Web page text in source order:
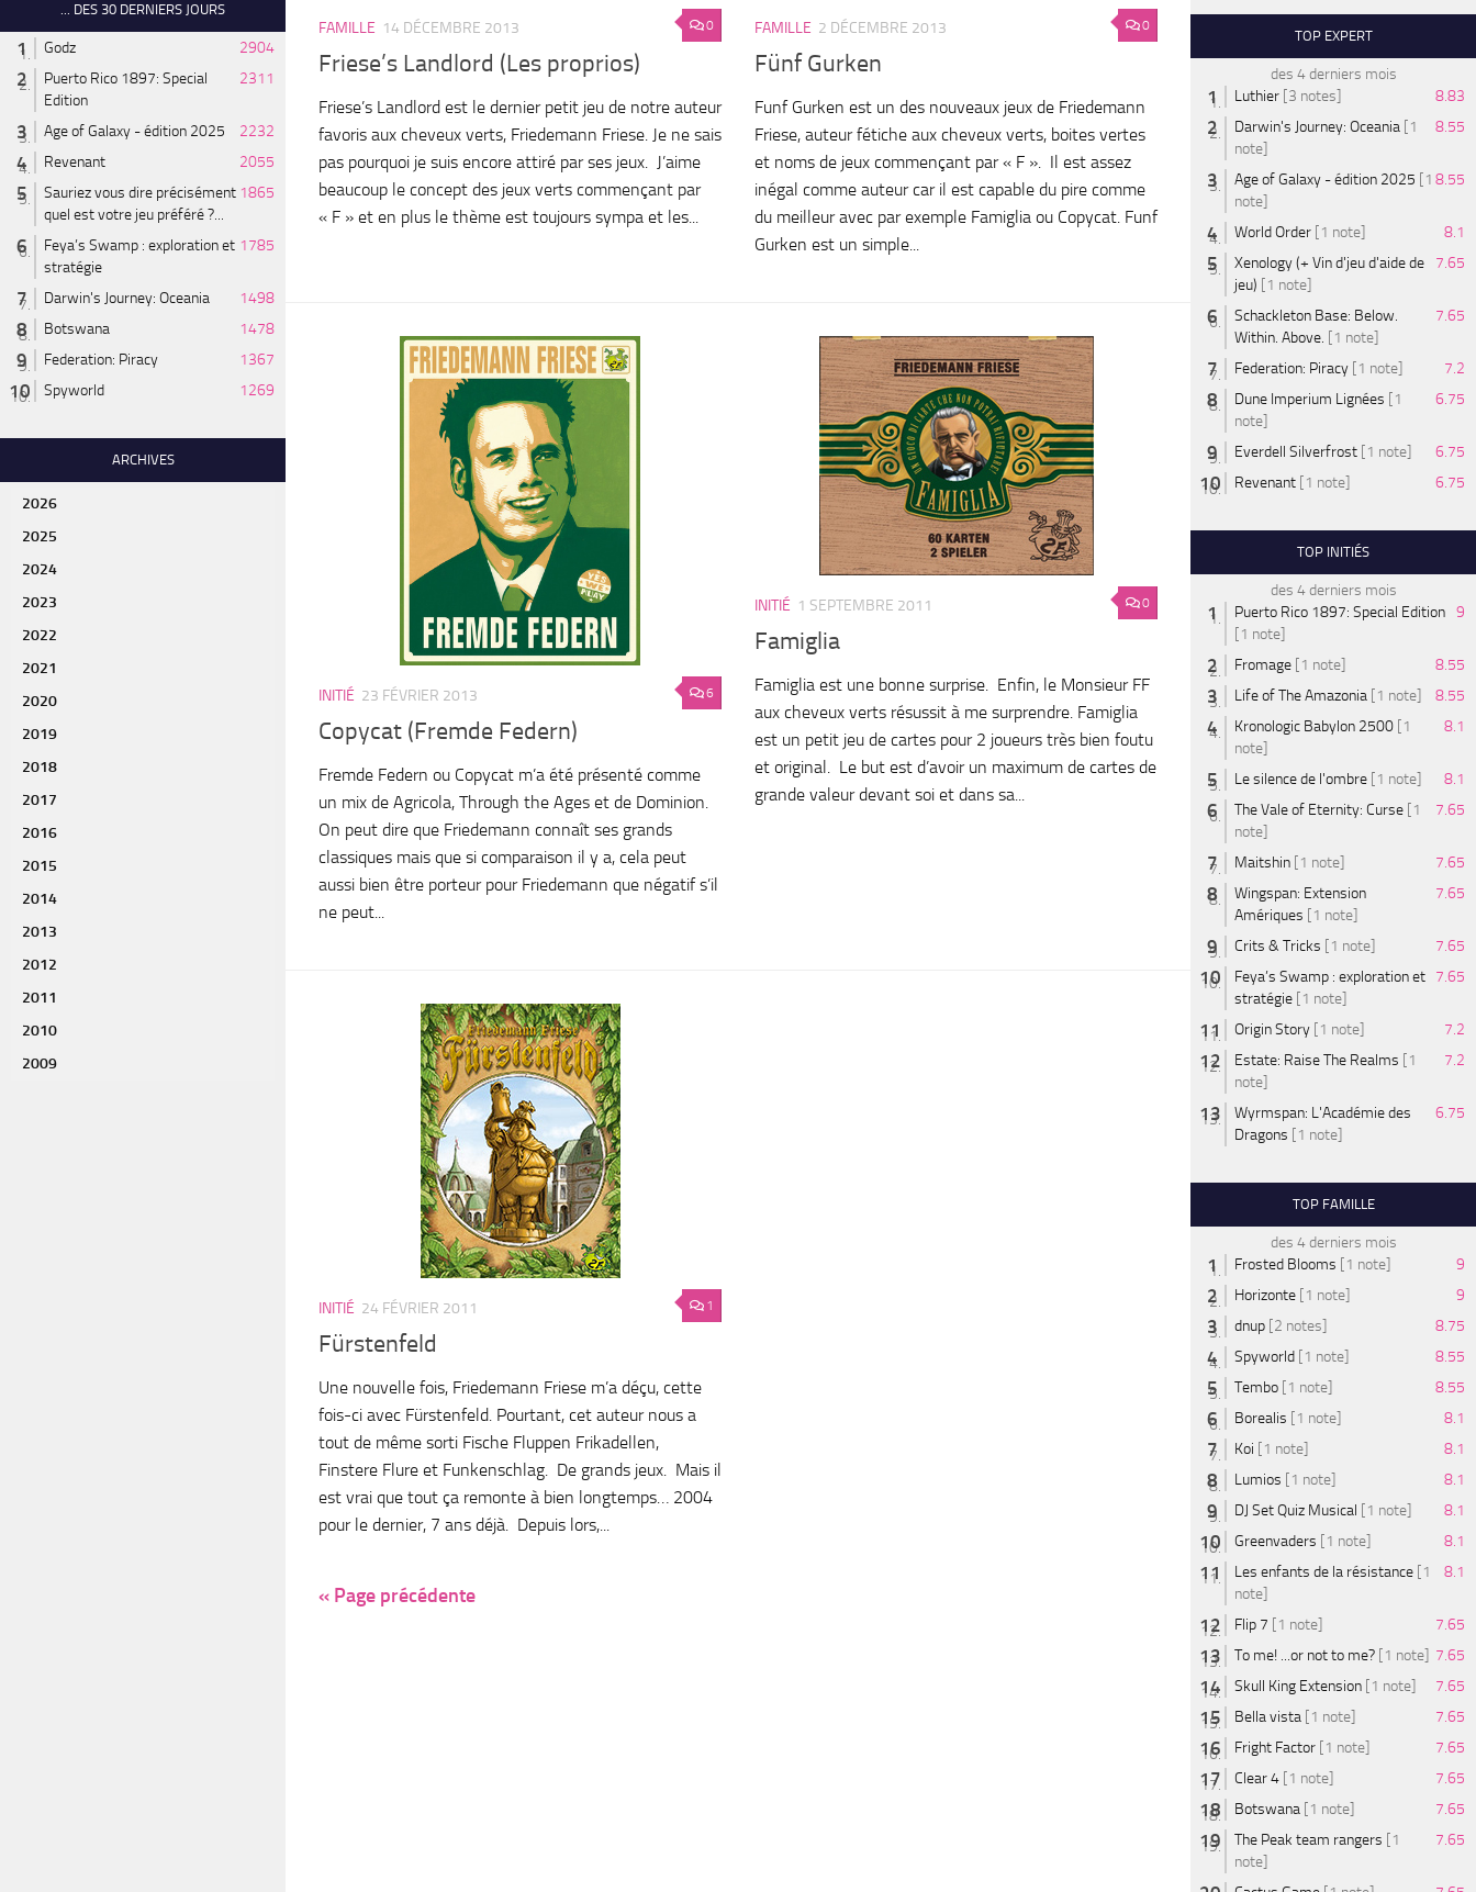
0
FAMILLE 14 DÉCEMBRE 2013
Friese’s Landlord (Les proprios)
Friese’s Landlord est le dernier petit jeu de notre auteur
favoris aux cheveux verts, Friedemann Friese. Je ne sais
pas pourquoi je suis encore attiré par ses jeux. J’aime
beaucoup le concept des jeux verts commençant par
« F » et en plus le thème est toujours sympa et les...
0
FAMILLE 2 DÉCEMBRE 2013
Fünf Gurken
Funf Gurken est un des nouveaux jeux de Friedemann
Friese, auteur fétiche aux cheveux verts, boites vertes
et noms de jeux commençant par « F ». Il est assez
inégal comme auteur car il est capable du pire comme
du meilleur avec par exemple Famiglia ou Copycat. Funf
Gurken est un simple...
6
INITIÉ 23 FÉVRIER 2013
Copycat (Fremde Federn)
Fremde Federn ou Copycat m’a été présenté comme
un mix de Agricola, Through the Ages et de Dominion.
On peut dire que Friedemann connaît ses grands
classiques mais que si comparaison il y a, cela peut
aussi bien être porteur pour Friedemann que négatif s’il
ne peut...
0
INITIÉ 1 SEPTEMBRE 2011
Famiglia
Famiglia est une bonne surprise. Enfin, le Monsieur FF
aux cheveux verts résussit à me surprendre. Famiglia
est un petit jeu de cartes pour 2 joueurs très bien foutu
et original. Le but est d’avoir un maximum de cartes de
grande valeur devant soi et dans sa...
1
INITIÉ 24 FÉVRIER 2011
Fürstenfeld
Une nouvelle fois, Friedemann Friese m’a déçu, cette
fois-ci avec Fürstenfeld. Pourtant, cet auteur nous a
tout de même sorti Fische Fluppen Frikadellen,
Finstere Flure et Funkenschlag. De grands jeux. Mais il
est vrai que tout ça remonte à bien longtemps… 2004
pour le dernier, 7 ans déjà. Depuis lors,...
« Page précédente
... DES 30 DERNIERS JOURS
Godz
2904
Puerto Rico 1897: Special
Edition
2311
Age of Galaxy - édition 2025
2232
Revenant
2055
Sauriez vous dire précisément
quel est votre jeu préféré ?...
1865
Feya’s Swamp : exploration et
stratégie
1785
Darwin's Journey: Oceania
1498
Botswana
1478
Federation: Piracy
1367
Spyworld
1269
ARCHIVES
2026
2025
2024
2023
2022
2021
2020
2019
2018
2017
2016
2015
2014
2013
2012
2011
2010
2009
TOP EXPERT
des 4 derniers mois
Luthier [3 notes]
8.83
Darwin's Journey: Oceania [1
note]
8.55
Age of Galaxy - édition 2025 [1
note]
8.55
World Order [1 note]
8.1
Xenology (+ Vin d'jeu d'aide de
jeu) [1 note]
7.65
Schackleton Base: Below.
Within. Above. [1 note]
7.65
Federation: Piracy [1 note]
7.2
Dune Imperium Lignées [1
note]
6.75
Everdell Silverfrost [1 note]
6.75
Revenant [1 note] 6.75
TOP INITIÉS
des 4 derniers mois
Puerto Rico 1897: Special Edition
[1 note]
9
Fromage [1 note]
8.55
Life of The Amazonia [1 note]
8.55
Kronologic Babylon 2500 [1
note]
8.1
Le silence de l'ombre [1 note]
8.1
The Vale of Eternity: Curse [1
note]
7.65
Maitshin [1 note]
7.65
Wingspan: Extension
Amériques [1 note]
7.65
Crits & Tricks [1 note]
7.65
Feya’s Swamp : exploration et
stratégie [1 note]
7.65
Origin Story [1 note]
7.2
Estate: Raise The Realms [1
note]
7.2
Wyrmspan: L'Académie des
Dragons [1 note]
6.75
TOP FAMILLE
des 4 derniers mois
Frosted Blooms [1 note]
9
Horizonte [1 note]
9
dnup [2 notes]
8.75
Spyworld [1 note]
8.55
Tembo [1 note]
8.55
Borealis [1 note]
8.1
Koi [1 note]
8.1
Lumios [1 note]
8.1
DJ Set Quiz Musical [1 note]
8.1
Greenvaders [1 note]
8.1
Les enfants de la résistance [1
note]
8.1
Flip 7 [1 note]
7.65
To me! ...or not to me? [1 note]
7.65
Skull King Extension [1 note]
7.65
Bella vista [1 note]
7.65
Fright Factor [1 note]
7.65
Clear 4 [1 note]
7.65
Botswana [1 note]
7.65
The Peak team rangers [1
note]
7.65